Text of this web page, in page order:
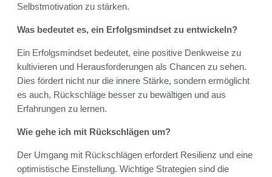
Selbstmotivation zu stärken.
Was bedeutet es, ein Erfolgsmindset zu entwickeln?
Ein Erfolgsmindset bedeutet, eine positive Denkweise zu
kultivieren und Herausforderungen als Chancen zu sehen.
Dies fördert nicht nur die innere Stärke, sondern ermöglicht
es auch, Rückschläge besser zu bewältigen und aus
Erfahrungen zu lernen.
Wie gehe ich mit Rückschlägen um?
Der Umgang mit Rückschlägen erfordert Resilienz und eine
optimistische Einstellung. Wichtige Strategien sind die